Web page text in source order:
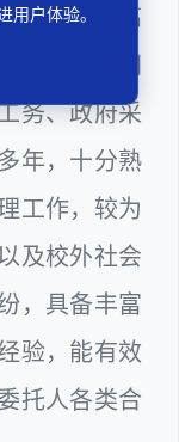
公办学校高
算机信息网
务、政府采
年，十分熟
工作，较为
及校外社会
，具备丰富
验，能有效
托人各类合
户体验。